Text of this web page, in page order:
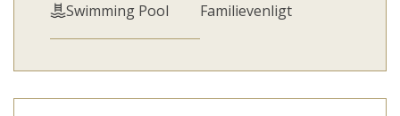
Swimming Pool Familievenligt